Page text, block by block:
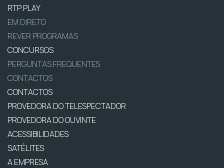
RTP PLAY
EM DIRETO
REVER PROGRAMAS
CONCURSOS
PERGUNTAS FREQUENTES
CONTACTOS
CONTACTOS
PROVEDORA DO TELESPECTADOR
PROVEDORA DO OUVINTE
ACESSIBILIDADES
SATÉLITES
A EMPRESA